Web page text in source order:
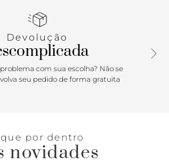
Devolução
com sua escolha? Não se
seu pedido de forma gratuita
por dentro
novidades